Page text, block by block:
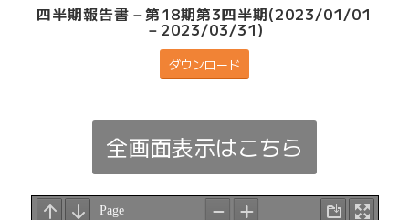
四半期報告書－第18期第3四半期(2023/01/01
－2023/03/31)
ダウンロード
全画面表示はこちら